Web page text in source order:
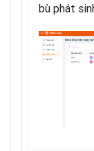
bù phát